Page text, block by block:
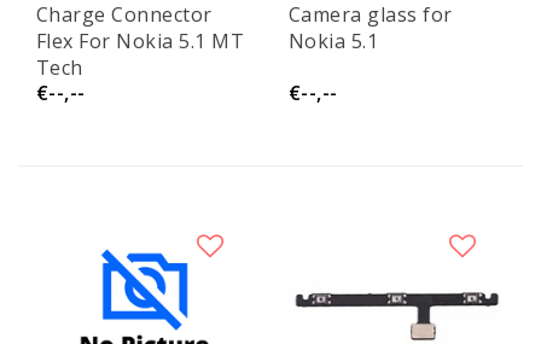
Charge Connector
Flex For Nokia 5.1 MT
Tech
€--,--
Camera glass for
Nokia 5.1
€--,--